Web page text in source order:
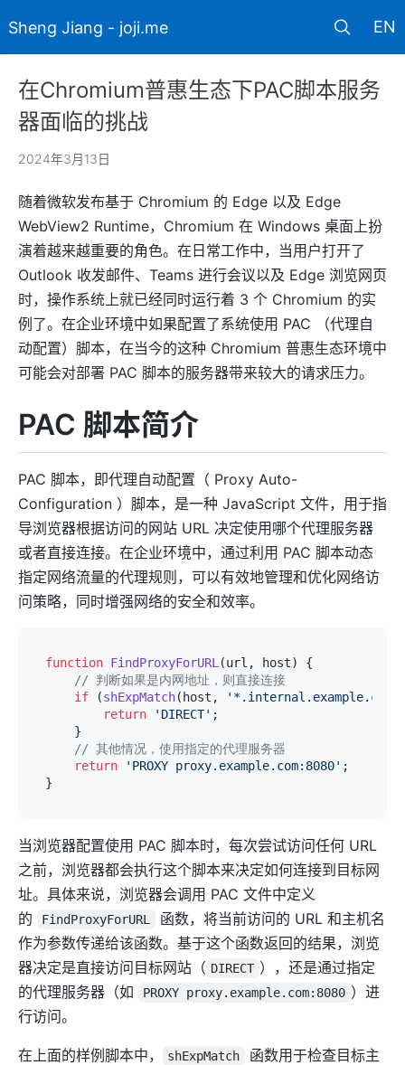
Sheng Jiang - joji.me EN
在Chromium普惠生态下PAC脚本服务
器面临的挑战
2024年3月13日
随着微软发布基于 Chromium 的 Edge 以及 Edge
WebView2 Runtime，Chromium 在 Windows 桌面上扮
演着越来越重要的角色。在日常工作中，当用户打开了
Outlook 收发邮件、Teams 进行会议以及 Edge 浏览网页
时，操作系统上就已经同时运行着 3 个 Chromium 的实
例了。在企业环境中如果配置了系统使用 PAC （代理自
动配置）脚本，在当今的这种 Chromium 普惠生态环境中
可能会对部署 PAC 脚本的服务器带来较大的请求压力。
PAC 脚本简介
PAC 脚本，即代理自动配置（ Proxy Auto-
Configuration ）脚本，是一种 JavaScript 文件，用于指
导浏览器根据访问的网站 URL 决定使用哪个代理服务器
或者直接连接。在企业环境中，通过利用 PAC 脚本动态
指定网络流量的代理规则，可以有效地管理和优化网络访
问策略，同时增强网络的安全和效率。
function FindProxyForURL (url, host) {
// 判断如果是内网地址，则直接连接
if (shExpMatch(host, '*.internal.example.com'
return
'DIRECT' ;
    }
// 其他情况，使用指定的代理服务器
return
'PROXY proxy.example.com:8080' ;
当浏览器配置使用 PAC 脚本时，每次尝试访问任何 URL
之前，浏览器都会执行这个脚本来决定如何连接到目标网
址。具体来说，浏览器会调用 PAC 文件中定义
的
FindProxyForURL
函数，将当前访问的 URL 和主机名
作为参数传递给该函数。基于这个函数返回的结果，浏览
器决定是直接访问目标网站（ DIRECT ），还是通过指定
的代理服务器（如
PROXY proxy.example.com:8080 ）进
行访问。
在上面的样例脚本中， shExpMatch
函数用于检查目标主